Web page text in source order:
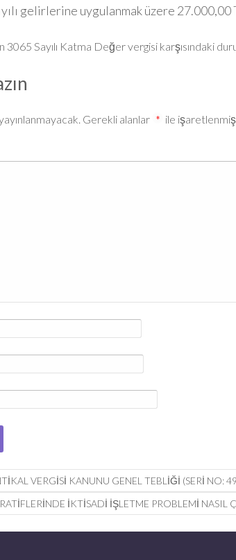
yılı gelirlerine uygulanmak üzere
Sayılı Katma Değer vergisi karşısındaki
Gerekli alanlar * ile
VERGİSİ KANUNU GENEL TEBLİĞİ (SERİ NO:
IKTISADI IŞLETME PROBLEMI NASIL